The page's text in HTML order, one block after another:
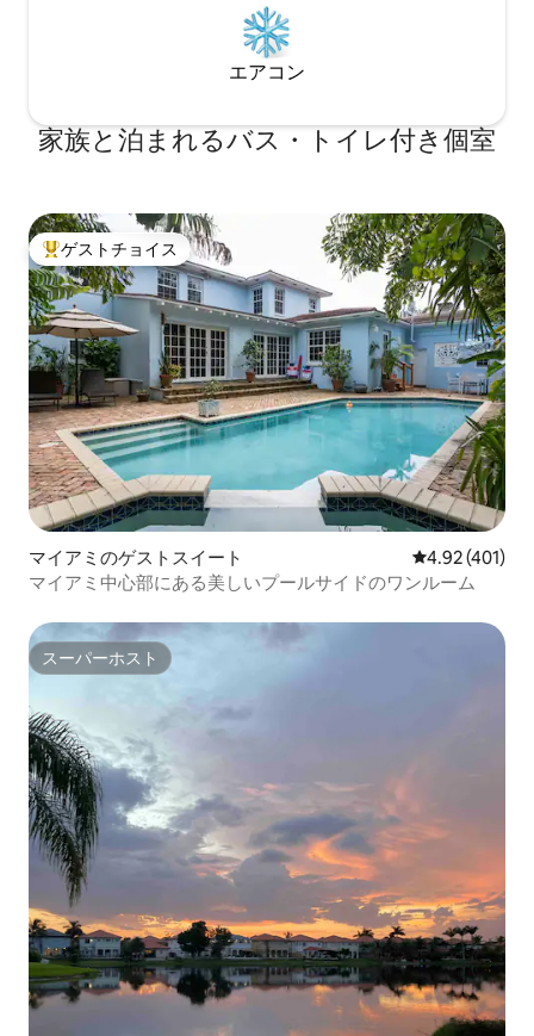
エアコン
家族と泊まれるバス・トイレ付き個室
大好評のゲストチョイスです。
ゲストチョイス
マイアミのゲストスイート レビュー401
4.92 (401)
マイアミ中心部にある美しいプールサイドのワンルーム
スーパーホスト
スーパーホスト